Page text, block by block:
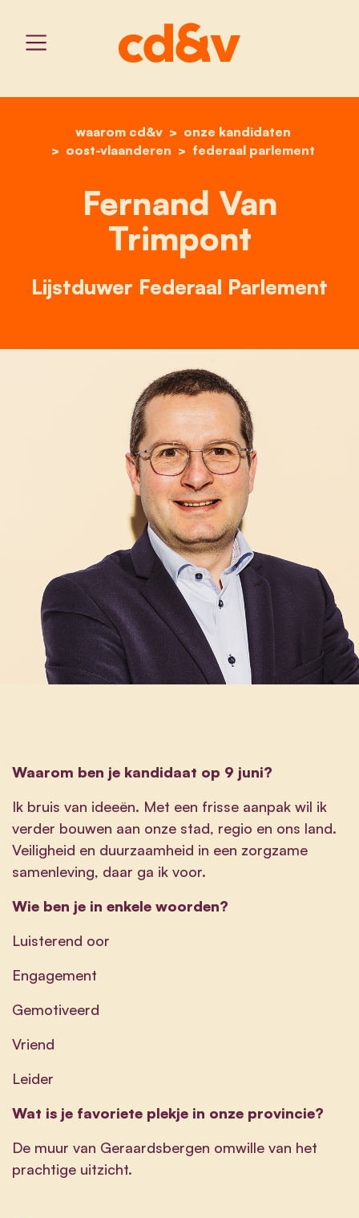
home
waarom cd&v
onze kandidaten
oost-vlaanderen
federaal parlement
fernand van trimpont
Fernand Van
Trimpont
Lijstduwer Federaal Parlement
Waarom ben je kandidaat op 9 juni?
Ik bruis van ideeën. Met een frisse aanpak wil ik
verder bouwen aan onze stad, regio en ons land.
Veiligheid en duurzaamheid in een zorgzame
samenleving, daar ga ik voor.
Wie ben je in enkele woorden?
Luisterend oor
Engagement
Gemotiveerd
Vriend
Leider
Wat is je favoriete plekje in onze provincie?
De muur van Geraardsbergen omwille van het
prachtige uitzicht.